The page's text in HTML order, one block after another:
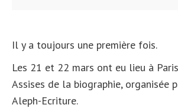
Il y a toujours une première fois.
Les 21 et 22 mars ont eu lieu à
Assises de la biographie, organisée
Aleph-Ecriture.